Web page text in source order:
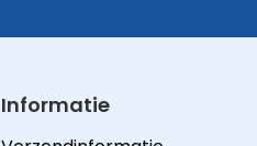
Informatie